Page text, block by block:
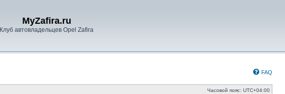
MyZafira.ru
Клуб автовладельцев Opel Zafira
FAQ
Часовой пояс: UTC+04:00